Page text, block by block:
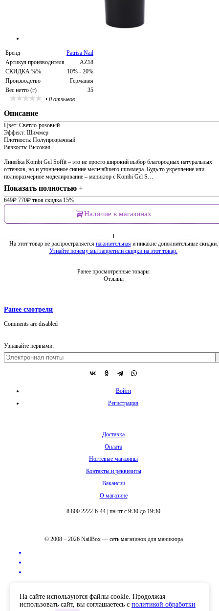
Бренд
Patrisa Nail
Артикул производителя
AZ18
СКИДКА %%
10% - 20%
Производство
Германия
Вес нетто (г)
35
• 0 отзывов
Описание
Цвет: Светло-розовый
Эффект: Шиммер
Плотность: Полупрозрачный
Вязкость: Высокая
Линейка Kombi Gel Soffit – это не просто широкий выбор благородных натуральных
оттенков, но и утонченное сияние мельчайшего шиммера. Будь то укрепление или
полноразмерное моделирование – маникюр с Kombi Gel S…
Показать полностью +
649₽ 770₽ твоя скидка 15%
Наличие в магазинах
ℹ
На этот товар не распространяется накопительнаяи никакие дополнительные скидки.
Узнайте почему мы запретили скидки на этот товар.
Ранее просмотренные товары
Отзывы
Ранее смотрели
Comments are disabled
Узнавайте первыми:
Войти
Регистрация
Доставка
Оплата
Ногтевые магазины
Контакты и реквизиты
Вакансии
О магазине
8 800 2222-6-44 пн-пт с 9:30 до 19:30
© 2008 – 2026 NailBox — сеть магазинов для маникюра
На сайте используются файлы cookie. Продолжая
использовать сайт, вы соглашаетесь с политикой обработки